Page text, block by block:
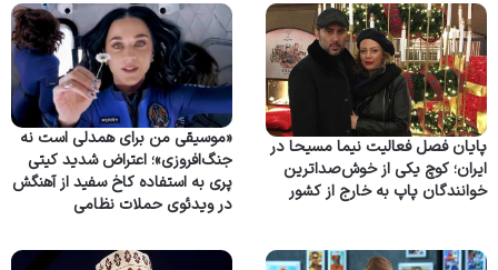
پایان فصل فعالیت نیما مسیحا در
ایران؛ کوچ یکی از خوش‌صداترین
خوانندگان پاپ به خارج از کشور
«موسیقی من برای همدلی است نه
جنگ‌افروزی»؛ اعتراض شدید کیتی
پری به استفاده کاخ سفید از آهنگش
در ویدئوی حملات نظامی